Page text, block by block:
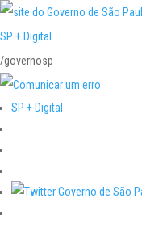
SP + Digital
/governosp
SP + Digital